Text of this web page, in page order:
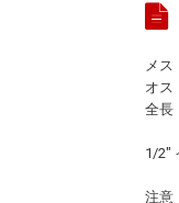
メス
オス
全長
1/2"
注意